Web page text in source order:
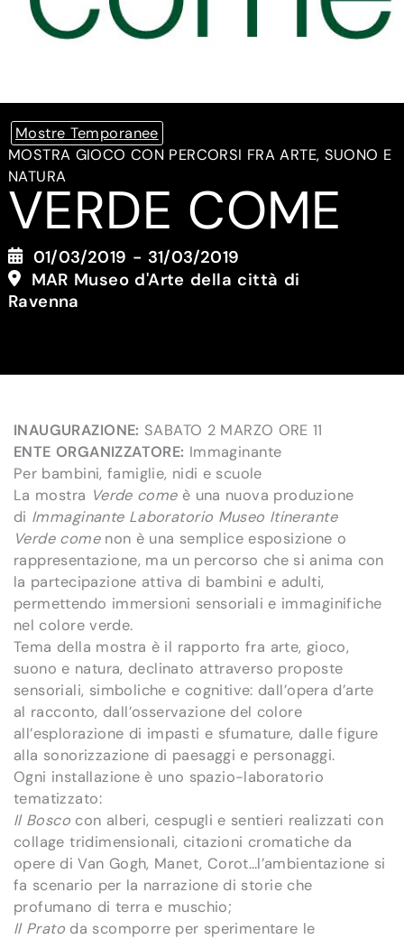
Mostre Temporanee
MOSTRA GIOCO CON PERCORSI FRA ARTE, SUONO E
NATURA
VERDE COME
01/03/2019 - 31/03/2019
MAR Museo d'Arte della città di
Ravenna
INAUGURAZIONE: SABATO 2 MARZO ORE 11
ENTE ORGANIZZATORE: Immaginante
Per bambini, famiglie, nidi e scuole
La mostra Verde comeè una nuova produzione
di Immaginante Laboratorio Museo Itinerante
Verde comenon è una semplice esposizione o
rappresentazione, ma un percorso che si anima con
la partecipazione attiva di bambini e adulti,
permettendo immersioni sensoriali e immaginifiche
nel colore verde.
Tema della mostra è il rapporto fra arte, gioco,
suono e natura, declinato attraverso proposte
sensoriali, simboliche e cognitive: dall’opera d’arte
al racconto, dall’osservazione del colore
all’esplorazione di impasti e sfumature, dalle figure
alla sonorizzazione di paesaggi e personaggi.
Ogni installazione è uno spazio-laboratorio
tematizzato:
Il Bosco con alberi, cespugli e sentieri realizzati con
collage tridimensionali, citazioni cromatiche da
opere di Van Gogh, Manet, Corot…l’ambientazione si
fa scenario per la narrazione di storie che
profumano di terra e muschio;
Il Prato da scomporre per sperimentare le